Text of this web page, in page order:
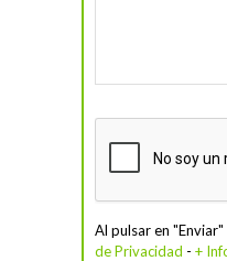
Al pulsar en
de Privacidad - +